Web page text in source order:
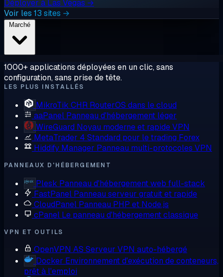
Déployer à Las Vegas →
Voir les 13 sites →
1000+ applications déployées en un clic, sans
configuration, sans prise de tête.
LES PLUS INSTALLÉS
MikroTik CHR RouterOS dans le cloud
aaPanel Panneau d'hébergement léger
WireGuard Noyau moderne et rapide VPN
MetaTrader 4 Standard pour le trading Forex
Hiddify Manager Panneau multi-protocoles VPN
PANNEAUX D'HÉBERGEMENT
Plesk Panneau d'hébergement web full-stack
FastPanel Panneau serveur gratuit et rapide
CloudPanel Panneau PHP et Node.js
cPanel Le panneau d'hébergement classique
VPN ET OUTILS
OpenVPN AS Serveur VPN auto-hébergé
Docker Environnement d'exécution de conteneurs,
prêt à l'emploi